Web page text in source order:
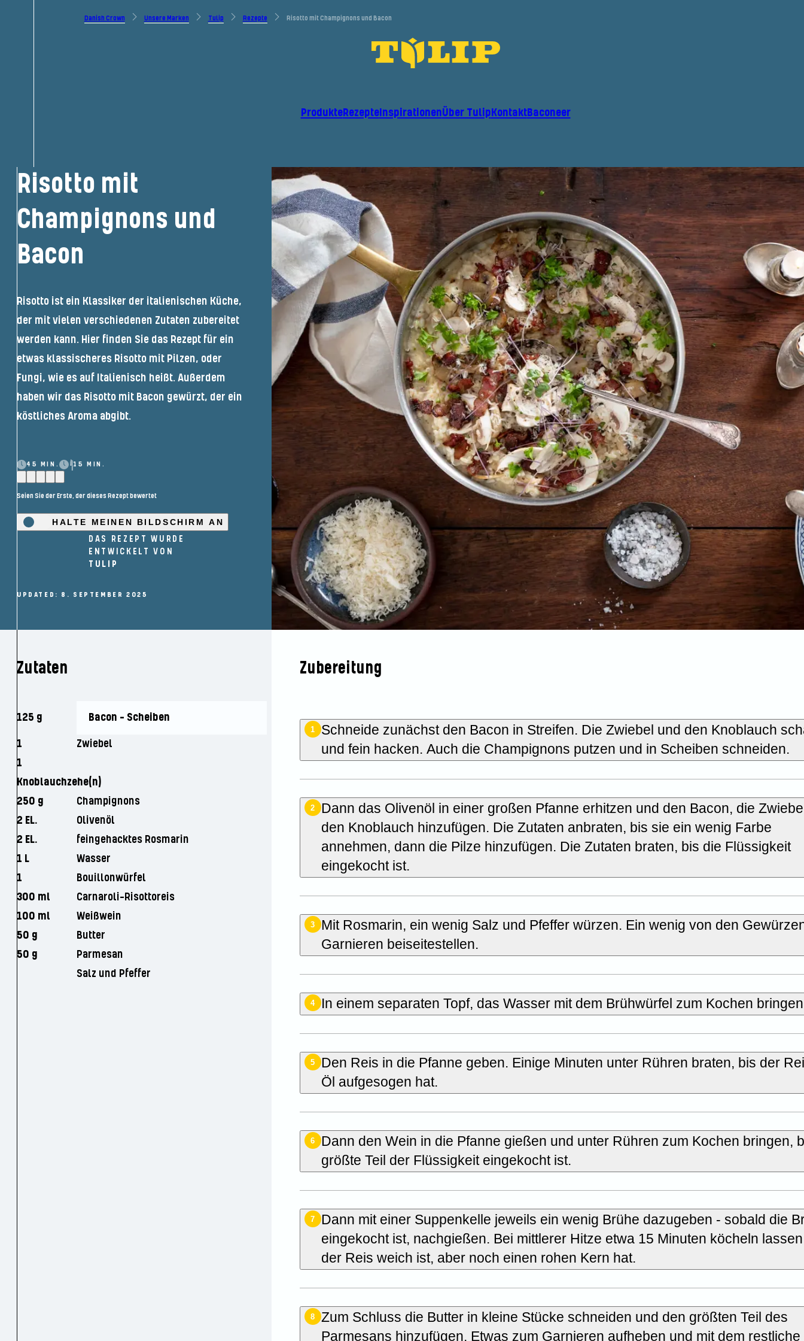
Danish Crown Unsere Marken Tulip Rezepte Risotto mit Champignons und Bacon
ProdukteRezepteInspirationenÜber TulipKontaktBaconeer
Risotto mit
Champignons und
Bacon
Risotto ist ein Klassiker der italienischen Küche,
der mit vielen verschiedenen Zutaten zubereitet
werden kann. Hier finden Sie das Rezept für ein
etwas klassischeres Risotto mit Pilzen, oder
Fungi, wie es auf Italienisch heißt. Außerdem
haben wir das Risotto mit Bacon gewürzt, der ein
köstliches Aroma abgibt.
45 MIN. 15 MIN.
Seien Sie der Erste, der dieses Rezept bewertet
HALTE MEINEN BILDSCHIRM AN
DAS REZEPT WURDE
ENTWICKELT VON
TULIP
UPDATED: 8. SEPTEMBER 2025
Zutaten
125 g
Bacon - Scheiben
1
Zwiebel
1
Knoblauchzehe(n)
250 g
Champignons
2 EL.
Olivenöl
2 EL.
feingehacktes Rosmarin
1 L
Wasser
1
Bouillonwürfel
300 ml
Carnaroli-Risottoreis
100 ml
Weißwein
50 g
Butter
50 g
Parmesan
Salz und Pfeffer
Zubereitung
1
Schneide zunächst den Bacon in Streifen. Die Zwiebel und den Knoblauch
und fein hacken. Auch die Champignons putzen und in Scheiben schneiden.
2
Dann das Olivenöl in einer großen Pfanne erhitzen und den Bacon, die
den Knoblauch hinzufügen. Die Zutaten anbraten, bis sie ein wenig Farbe
annehmen, dann die Pilze hinzufügen. Die Zutaten braten, bis die Flüssigkeit
eingekocht ist.
3
Mit Rosmarin, ein wenig Salz und Pfeffer würzen. Ein wenig von den
Garnieren beiseitestellen.
4 In einem separaten Topf, das Wasser mit dem Brühwürfel zum Kochen
5
Den Reis in die Pfanne geben. Einige Minuten unter Rühren braten, bis der
Öl aufgesogen hat.
6
Dann den Wein in die Pfanne gießen und unter Rühren zum Kochen bringen,
größte Teil der Flüssigkeit eingekocht ist.
7
Dann mit einer Suppenkelle jeweils ein wenig Brühe dazugeben - sobald die
eingekocht ist, nachgießen. Bei mittlerer Hitze etwa 15 Minuten köcheln
der Reis weich ist, aber noch einen rohen Kern hat.
8
Zum Schluss die Butter in kleine Stücke schneiden und den größten Teil des
Parmesans hinzufügen. Etwas zum Garnieren aufheben und mit dem restliche